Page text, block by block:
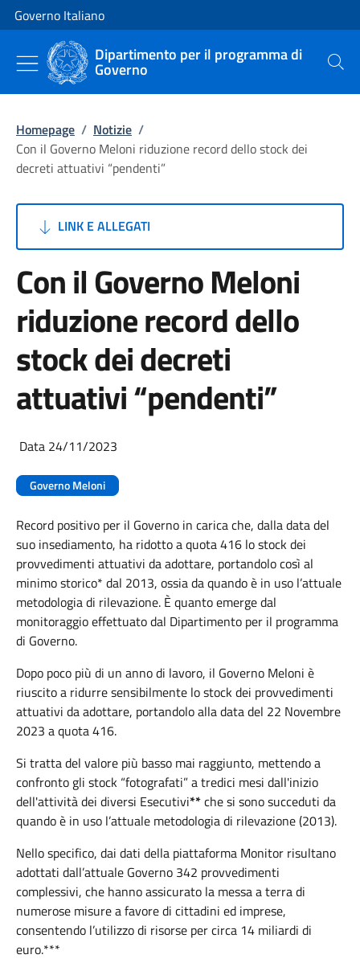
Vai al contenuto
Vai alla navigazione del sito
Governo Italiano
Dipartimento per il programma di
Governo Cerca
Homepage / Notizie /
Con il Governo Meloni riduzione record dello stock dei
decreti attuativi “pendenti”
LINK E ALLEGATI
Con il Governo Meloni
riduzione record dello
stock dei decreti
attuativi “pendenti”
Data 24/11/2023
Governo Meloni
Record positivo per il Governo in carica che, dalla data del
suo insediamento, ha ridotto a quota 416 lo stock dei
provvedimenti attuativi da adottare, portandolo così al
minimo storico* dal 2013, ossia da quando è in uso l’attuale
metodologia di rilevazione. È quanto emerge dal
monitoraggio effettuato dal Dipartimento per il programma
di Governo.
Dopo poco più di un anno di lavoro, il Governo Meloni è
riuscito a ridurre sensibilmente lo stock dei provvedimenti
attuativi da adottare, portandolo alla data del 22 Novembre
2023 a quota 416.
Si tratta del valore più basso mai raggiunto, mettendo a
confronto gli stock “fotografati” a tredici mesi dall'inizio
dell'attività dei diversi Esecutivi**che si sono succeduti da
quando è in uso l’attuale metodologia di rilevazione (2013).
Nello specifico, dai dati della piattaforma Monitor risultano
adottati dall’attuale Governo 342 provvedimenti
complessivi, che hanno assicurato la messa a terra di
numerose misure a favore di cittadini ed imprese,
consentendo l’utilizzo di risorse per circa 14 miliardi di
euro.***